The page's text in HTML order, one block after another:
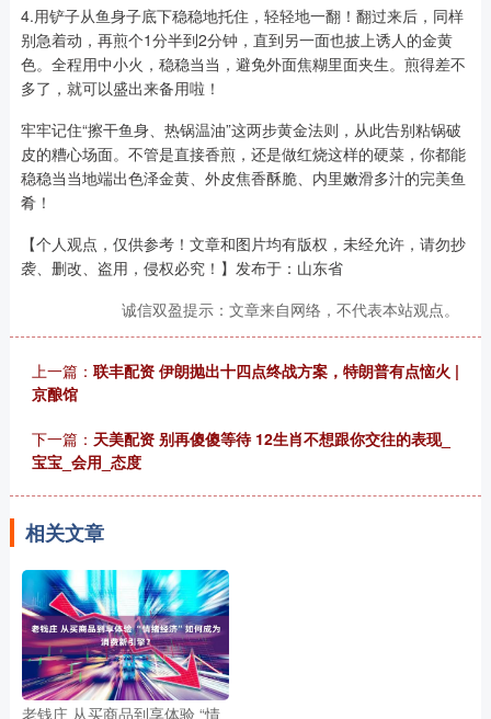
4.用铲子从鱼身子底下稳稳地托住，轻轻地一翻！翻过来后，同样
别急着动，再煎个1分半到2分钟，直到另一面也披上诱人的金黄
色。全程用中小火，稳稳当当，避免外面焦糊里面夹生。煎得差不
多了，就可以盛出来备用啦！
牢牢记住“擦干鱼身、热锅温油”这两步黄金法则，从此告别粘锅破
皮的糟心场面。不管是直接香煎，还是做红烧这样的硬菜，你都能
稳稳当当地端出色泽金黄、外皮焦香酥脆、内里嫩滑多汁的完美鱼
肴！
【个人观点，仅供参考！文章和图片均有版权，未经允许，请勿抄
袭、删改、盗用，侵权必究！】发布于：山东省
诚信双盈提示：文章来自网络，不代表本站观点。
上一篇： 联丰配资 伊朗抛出十四点终战方案，特朗普有点恼火 |
京酿馆
下一篇： 天美配资 别再傻傻等待 12生肖不想跟你交往的表现_
宝宝_会用_态度
相关文章
老钱庄 从买商品到享体验 “情